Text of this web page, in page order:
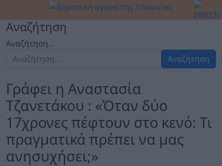
Αναζήτηση
Αναζήτηση...
Αναζήτηση
Γράφει η Αναστασία
Τζανετάκου : «Όταν δύο
17χρονες πέφτουν στο κενό: Τι
πραγματικά πρέπει να μας
ανησυχήσει;»